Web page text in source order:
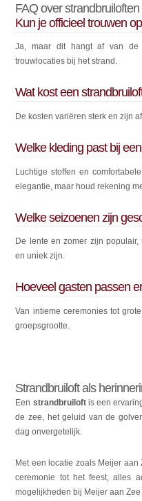
FAQ over strandbruiloften
Kun je officieel trouwen
Ja, maar dit hangt af van de
trouwlocaties bij het strand.
Wat kost een
De kosten variëren sterk en zijn
Welke kleding past bij
Luchtige stoffen en
elegantie, maar houd rekening
Welke seizoenen zijn
De lente en zomer zijn
en uniek zijn.
Hoeveel gasten passen
Van intieme ceremonies tot
groepsgrootte.
Strandbruiloft als
Een strandbruiloftis een
de zee, het geluid van de
dag onvergetelijk.
Met een locatie zoals Meijer
ceremonie tot het feest, alles
mogelijkheden bij Meijer aan